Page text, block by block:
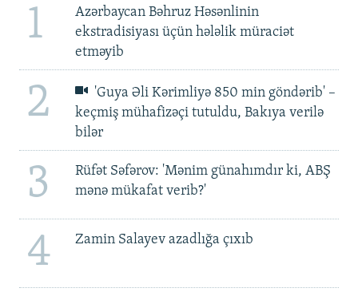
1
Azərbaycan Bəhruz Həsənlinin
ekstradisiyası üçün hələlik müraciət
etməyib
2
'Guya Əli Kərimliyə 850 min göndərib' –
keçmiş mühafizəçi tutuldu, Bakıya verilə
bilər
3
Rüfət Səfərov: 'Mənim günahımdır ki, ABŞ
mənə mükafat verib?'
4 Zamin Salayev azadlığa çıxıb